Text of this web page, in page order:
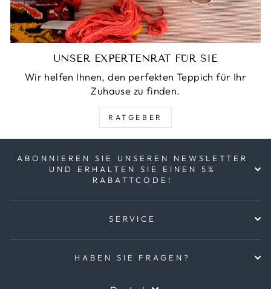
UNSER EXPERTENRAT FÜR SIE
Wir helfen Ihnen, den perfekten Teppich für Ihr
Zuhause zu finden.
RATGEBER
ABONNIEREN SIE UNSEREN NEWSLETTER
UND ERHALTEN SIE EINEN 5%
RABATTCODE!
SERVICE
HABEN SIE FRAGEN?